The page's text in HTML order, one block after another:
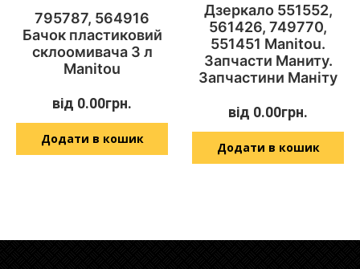
795787, 564916
Бачок пластиковий
склоомивача 3 л
Manitou
від 0.00грн.
Додати в кошик
Дзеркало 551552,
561426, 749770,
551451 Manitou.
Запчасти Маниту.
Запчастини Маніту
від 0.00грн.
Додати в кошик